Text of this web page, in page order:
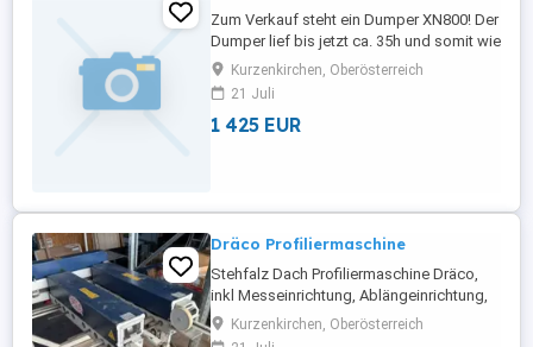
Zum Verkauf steht ein Dumper XN800! Der
Dumper lief bis jetzt ca. 35h und somit wie
Neu, an der Verkleidung hat er bereits ein
paar Abschürfungen.. Eigengewicht: 830
kg Motorleistung : 7,6 kW Max. Leistung:
10 PS Hubkraft : 800 kg Typ: Selbstlader
Kurzenkirchen, Oberösterreich
21 Juli
1 425 EUR
Dräco Profiliermaschine
Stehfalz Dach Profiliermaschine Dräco,
inkl Messeinrichtung, Ablängeinrichtung,
Sickenpaar für Mittelsicken Voll
funktionsfähig, war wenig in gebrauch
Kurzenkirchen, Oberösterreich